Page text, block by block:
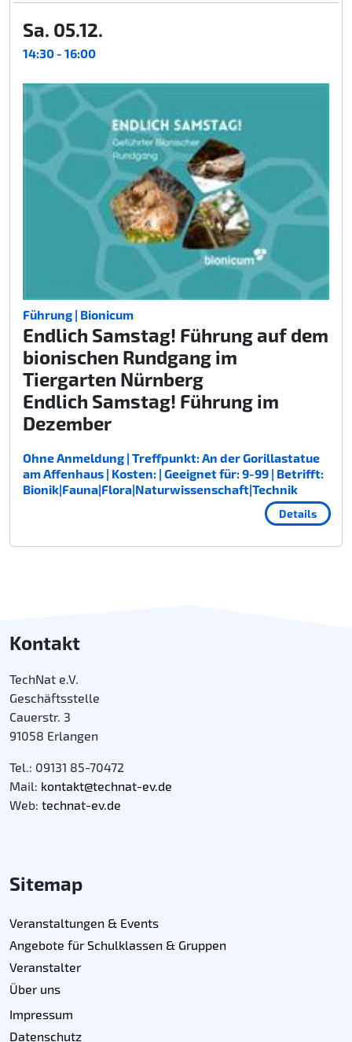
Sa. 05.12.
14:30 - 16:00
Führung | Bionicum
Endlich Samstag! Führung auf dem
bionischen Rundgang im
Tiergarten Nürnberg
Endlich Samstag! Führung im
Dezember
Ohne Anmeldung | Treffpunkt: An der Gorillastatue
am Affenhaus | Kosten: | Geeignet für: 9-99 | Betrifft:
Bionik|Fauna|Flora|Naturwissenschaft|Technik
Details
Kontakt
TechNat e.V.
Geschäftsstelle
Cauerstr. 3
91058 Erlangen
Tel.: 09131 85-70472
Mail: kontakt@technat-ev.de
Web: technat-ev.de
Sitemap
Veranstaltungen & Events
Angebote für Schulklassen & Gruppen
Veranstalter
Über uns
Impressum
Datenschutz